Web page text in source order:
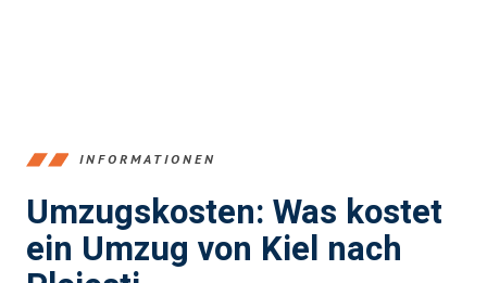
INFORMATIONEN
Umzugskosten: Was kostet
ein Umzug von Kiel nach